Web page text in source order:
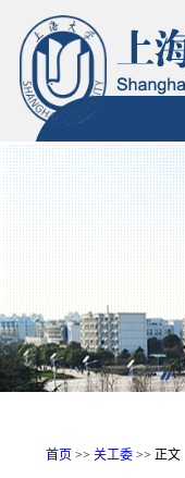
首页 >> 关工委 >> 正文